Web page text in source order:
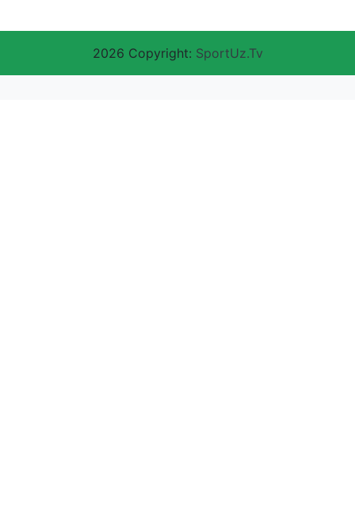
2026 Copyright: SportUz.Tv